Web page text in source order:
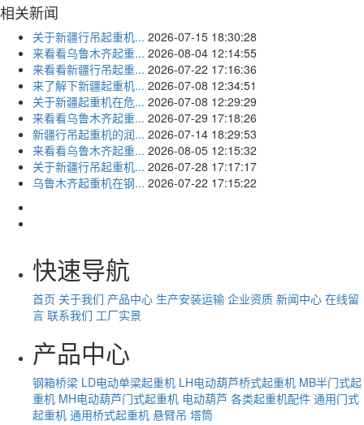
相关新闻
关于新疆行吊起重机... 2026-07-15 18:30:28
来看看乌鲁木齐起重... 2026-08-04 12:14:55
来看看新疆行吊起重... 2026-07-22 17:16:36
来了解下新疆起重机... 2026-07-08 12:34:51
关于新疆起重机在危... 2026-07-08 12:29:29
来看看乌鲁木齐起重... 2026-07-29 17:18:26
新疆行吊起重机的润... 2026-07-14 18:29:53
来看看乌鲁木齐起重... 2026-08-05 12:15:32
关于新疆行吊起重机... 2026-07-28 17:17:17
乌鲁木齐起重机在钢... 2026-07-22 17:15:22
快速导航
首页 关于我们 产品中心 生产安装运输 企业资质 新闻中心 在线留
言 联系我们 工厂实景
产品中心
钢箱桥梁 LD电动单梁起重机 LH电动葫芦桥式起重机 MB半门式起
重机 MH电动葫芦门式起重机 电动葫芦 各类起重机配件 通用门式
起重机 通用桥式起重机 悬臂吊 塔筒